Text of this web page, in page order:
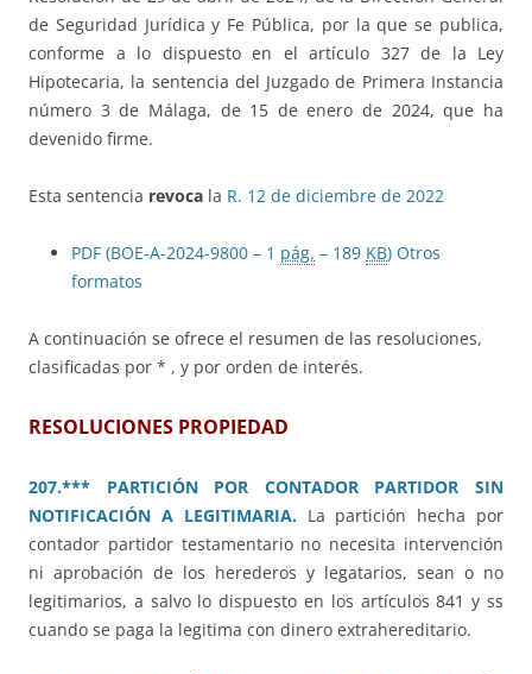
de Seguridad Jurídica y Fe Pública, por la que se publica,
conforme a lo dispuesto en el artículo 327 de la Ley
Hipotecaria, la sentencia del Juzgado de Primera Instancia
número 3 de Málaga, de 15 de enero de 2024, que ha
devenido firme.
Esta sentencia revoca la R. 12 de diciembre de 2022
PDF (BOE-A-2024-9800 – 1 pág. – 189 KB) Otros
formatos
A continuación se ofrece el resumen de las resoluciones,
clasificadas por * , y por orden de interés.
RESOLUCIONES PROPIEDAD
207.*** PARTICIÓN POR CONTADOR PARTIDOR SIN
NOTIFICACIÓN A LEGITIMARIA.La partición hecha por
contador partidor testamentario no necesita intervención
ni aprobación de los herederos y legatarios, sean o no
legitimarios, a salvo lo dispuesto en los artículos 841 y ss
cuando se paga la legitima con dinero extrahereditario.